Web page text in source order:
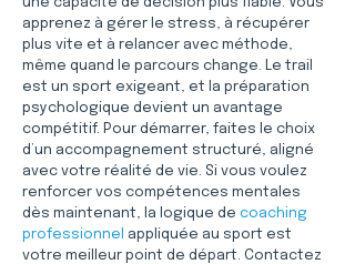
apprenez à gérer le stress, à récupérer
plus vite et à relancer avec méthode,
même quand le parcours change. Le trail
est un sport exigeant, et la préparation
psychologique devient un avantage
compétitif. Pour démarrer, faites le choix
d’un accompagnement structuré, aligné
avec votre réalité de vie. Si vous voulez
renforcer vos compétences mentales
dès maintenant, la logique de coaching
professionnel
appliquée au sport est
votre meilleur point de départ. Contactez